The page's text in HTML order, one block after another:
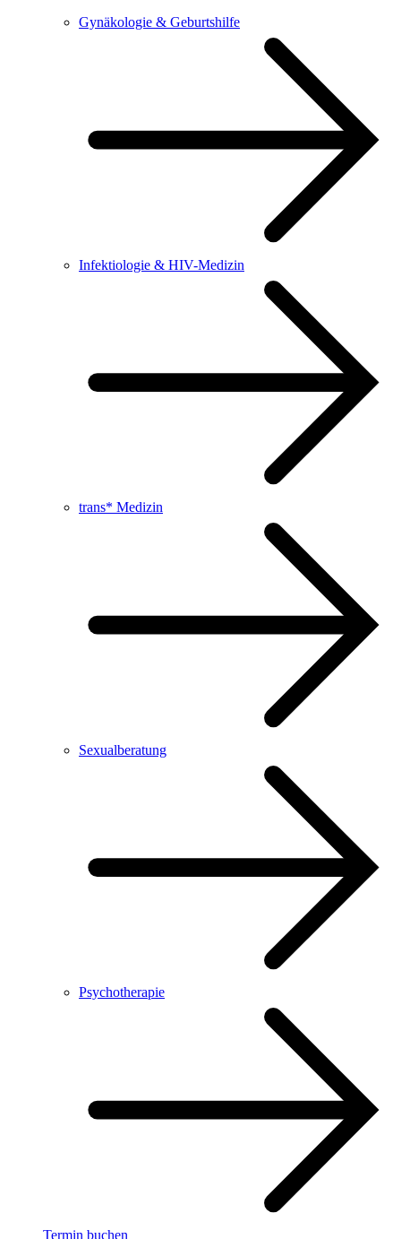
Gynäkologie & Geburtshilfe
Infektiologie & HIV-Medizin
trans* Medizin
Sexualberatung
Psychotherapie
Termin buchen